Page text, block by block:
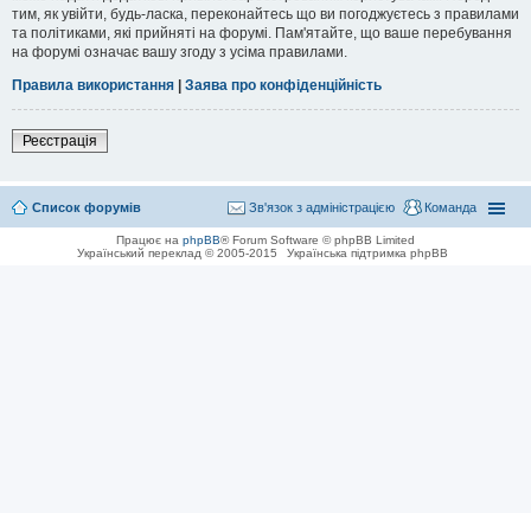
тим, як увійти, будь-ласка, переконайтесь що ви погоджуєтесь з правилами
та політиками, які прийняті на форумі. Пам'ятайте, що ваше перебування
на форумі означає вашу згоду з усіма правилами.
Правила використання | Заява про конфіденційність
Реєстрація
Список форумів Команда
Зв'язок з адміністрацією
Працює на phpBB® Forum Software © phpBB Limited
Український переклад © 2005-2015
Українська підтримка phpBB